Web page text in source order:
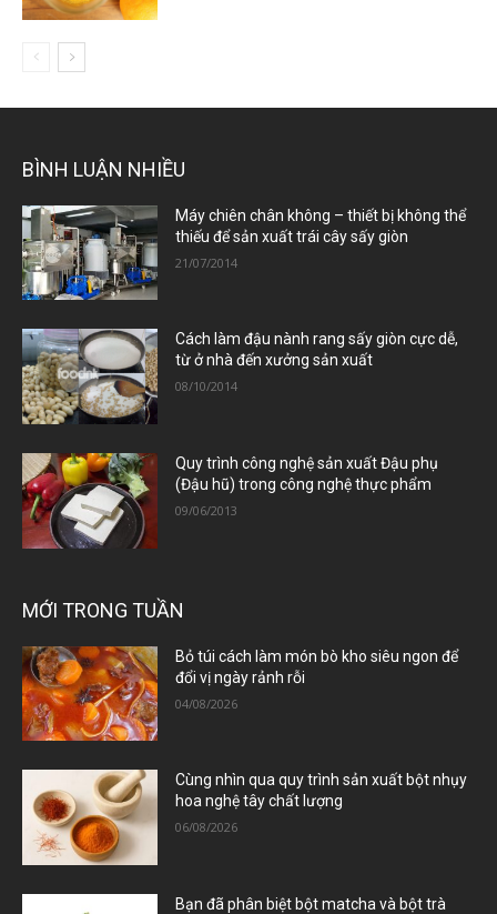
BÌNH LUẬN NHIỀU
Máy chiên chân không – thiết bị không thể
thiếu để sản xuất trái cây sấy giòn
21/07/2014
Cách làm đậu nành rang sấy giòn cực dễ,
từ ở nhà đến xưởng sản xuất
08/10/2014
Quy trình công nghệ sản xuất Đậu phụ
(Đậu hũ) trong công nghệ thực phẩm
09/06/2013
MỚI TRONG TUẦN
Bỏ túi cách làm món bò kho siêu ngon để
đổi vị ngày rảnh rỗi
04/08/2026
Cùng nhìn qua quy trình sản xuất bột nhụy
hoa nghệ tây chất lượng
06/08/2026
Bạn đã phân biệt bột matcha và bột trà